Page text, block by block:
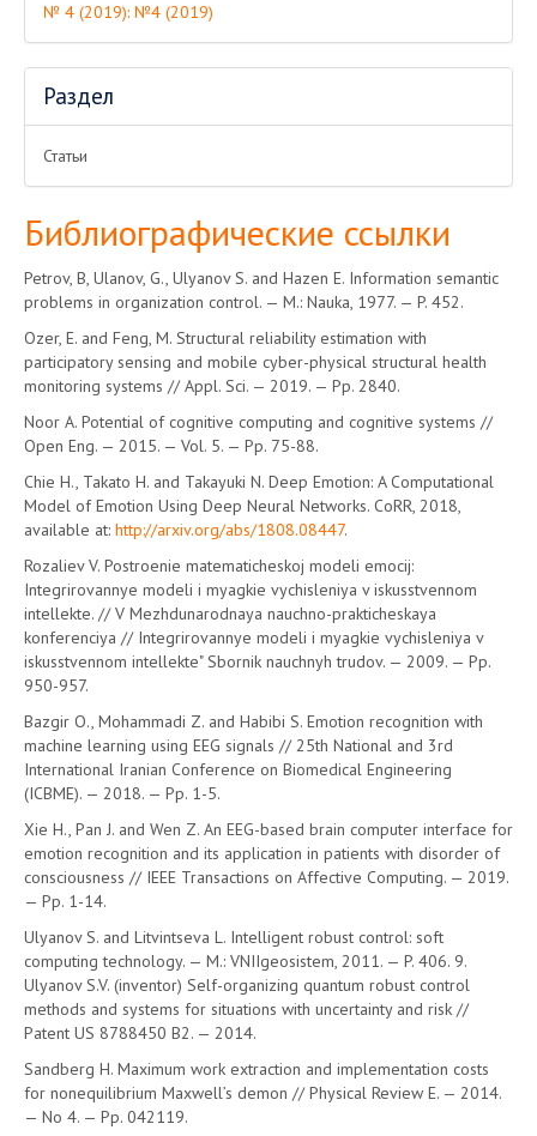
№ 4 (2019): №4 (2019)
Раздел
Статьи
Библиографические ссылки
Petrov, B, Ulanov, G., Ulyanov S. and Hazen E. Information semantic
problems in organization control. — M.: Nauka, 1977. — P. 452.
Ozer, E. and Feng, M. Structural reliability estimation with
participatory sensing and mobile cyber-physical structural health
monitoring systems // Appl. Sci. — 2019. — Pp. 2840.
Noor A. Potential of cognitive computing and cognitive systems //
Open Eng. — 2015. — Vol. 5. — Pp. 75-88.
Chie H., Takato H. and Takayuki N. Deep Emotion: A Computational
Model of Emotion Using Deep Neural Networks. CoRR, 2018,
available at: http://arxiv.org/abs/1808.08447.
Rozaliev V. Postroenie matematicheskoj modeli emocij:
Integrirovannye modeli i myagkie vychisleniya v iskusstvennom
intellekte. // V Mezhdunarodnaya nauchno-prakticheskaya
konferenciya // Integrirovannye modeli i myagkie vychisleniya v
iskusstvennom intellekte" Sbornik nauchnyh trudov. — 2009. — Pp.
950-957.
Bazgir O., Mohammadi Z. and Habibi S. Emotion recognition with
machine learning using EEG signals // 25th National and 3rd
International Iranian Conference on Biomedical Engineering
(ICBME). — 2018. — Pp. 1-5.
Xie H., Pan J. and Wen Z. An EEG-based brain computer interface for
emotion recognition and its application in patients with disorder of
consciousness // IEEE Transactions on Affective Computing. — 2019.
— Pp. 1-14.
Ulyanov S. and Litvintseva L. Intelligent robust control: soft
computing technology. — M.: VNIIgeosistem, 2011. — P. 406. 9.
Ulyanov S.V. (inventor) Self-organizing quantum robust control
methods and systems for situations with uncertainty and risk //
Patent US 8788450 B2. — 2014.
Sandberg H. Maximum work extraction and implementation costs
for nonequilibrium Maxwell’s demon // Physical Review E. — 2014.
— No 4. — Pp. 042119.